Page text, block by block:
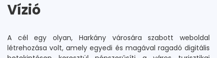
Vízió
A cél egy olyan, Harkány városára szabott weboldal
létrehozása volt, amely egyedi és magával ragadó digitális